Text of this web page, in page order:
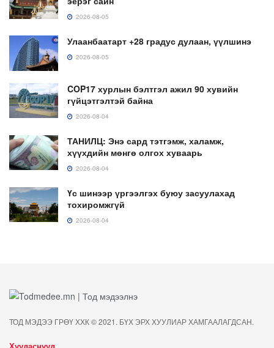
2026-08-05
Улаанбаатарт +28 градус дулаан, үүлшинэ
2026-08-05
COP17 хурлын бэлтгэл ажил 90 хувийн
гүйцэтгэлтэй байна
2026-08-04
ТАНИЛЦ: Энэ сард тэтгэмж, халамж,
хүүхдийн мөнгө олгох хуваарь
2026-08-04
Үс шинээр үргээлгэх буюу засуулахад
тохиромжгүй
2026-08-04
ТОД МЭДЭЭ ГРӨҮ ХХК © 2021. БҮХ ЭРХ ХУУЛИАР ХАМГААЛАГДСАН.